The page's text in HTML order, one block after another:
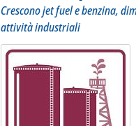
Crescono jet fuel e benzina,
attività industriali